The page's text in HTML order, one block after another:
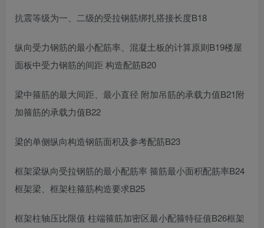
抗震等级为一、二级的受拉钢筋绑扎搭接长度B18
纵向受力钢筋的最小配筋率、混凝土板的计算原则B19楼屋
面板中受力钢筋的间距 构造配筋B20
梁中箍筋的最大间距、最小直径 附加吊筋的承载力值B21附
加箍筋的承载力值B22
梁的单侧纵向构造钢筋面积及参考配筋B23
框架梁纵向受拉钢筋的最小配筋率 箍筋最小面积配筋率B24
框架梁、框架柱箍筋构造要求B25
框架柱轴压比限值 柱端箍筋加密区最小配箍特征值B26框架